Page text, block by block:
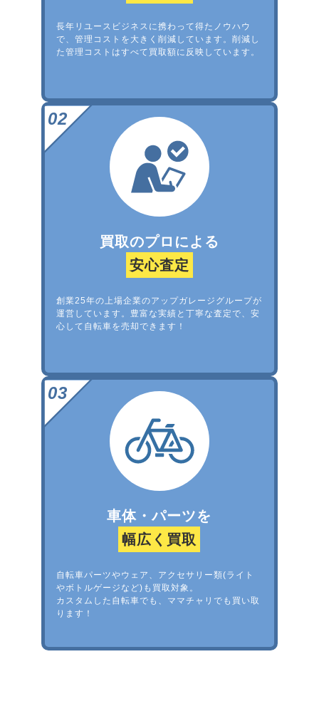
長年リユースビジネスに携わって得たノウハウ
で、管理コストを大きく削減しています。削減し
た管理コストはすべて買取額に反映しています。
買取のプロによる
安心査定
創業25年の上場企業のアップガレージグループが
運営しています。豊富な実績と丁寧な査定で、安
心して自転車を売却できます！
車体・パーツを
幅広く買取
自転車パーツやウェア、アクセサリー類(ライト
やボトルゲージなど)も買取対象。
カスタムした自転車でも、ママチャリでも買い取
ります！